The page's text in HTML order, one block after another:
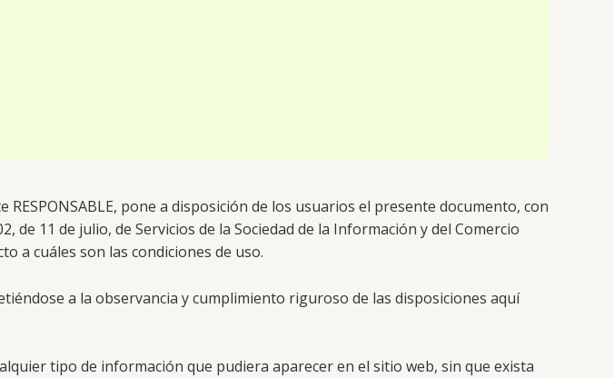
pone a disposición de los usuarios el presente documento, con
11 de julio, de Servicios de la Sociedad de la Información y del Comercio
a cuáles son las condiciones de uso.
a la observancia y cumplimiento riguroso de las disposiciones aquí
tipo de información que pudiera aparecer en el sitio web, sin que exista